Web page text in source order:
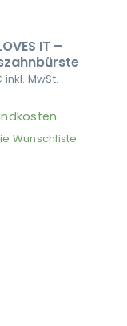
IT –
inkl. MwSt.
Wunschliste